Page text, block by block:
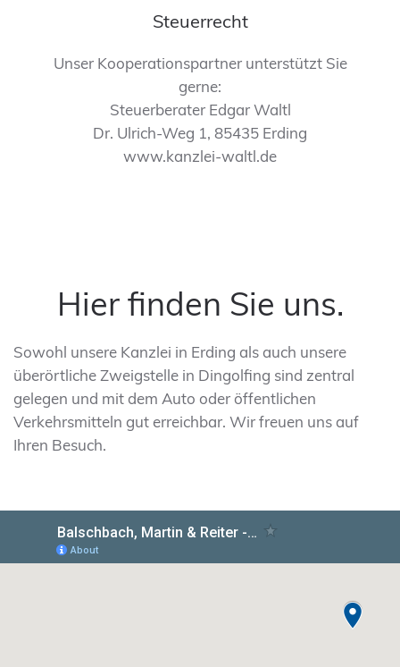
Steuerrecht
Unser Kooperationspartner unterstützt Sie
gerne:
Steuerberater Edgar Waltl
Dr. Ulrich-Weg 1, 85435 Erding
www.kanzlei-waltl.de
Hier finden Sie uns.
Sowohl unsere Kanzlei in Erding als auch unsere
überörtliche Zweigstelle in Dingolfing sind zentral
gelegen und mit dem Auto oder öffentlichen
Verkehrsmitteln gut erreichbar. Wir freuen uns auf
Ihren Besuch.